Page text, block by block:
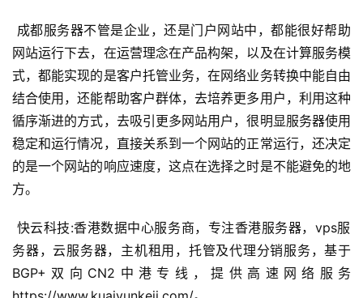
公
网站运行下去，在运营理念在产品构架，以及在计算服务模
式，都能实现的是客户托管业务，在网络业务转换中能自由
结合使用，还能帮助客户群体，去培养更多用户，利用这种
循序渐进的方式，去吸引更多网站用户，很明显服务器使用
稳定和运行情况，直接关系到一个网站的正常运行，还决定
的是一个网站的响应速度，这点在选择之时是不能避免的地
方。
务器，云服务器，主机租用，托管及代理分销服务，基于
BGP+双向CN2中港专线，提供高速网络服务